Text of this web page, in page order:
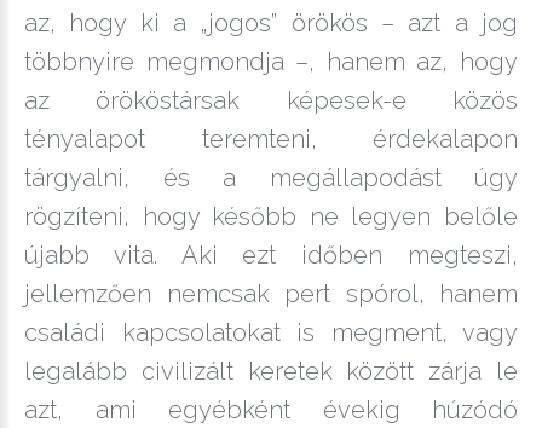
az, hogy ki a „jogos” örökös – azt a jog
többnyire megmondja –, hanem az, hogy
az örököstársak képesek-e közös
tényalapot teremteni, érdekalapon
tárgyalni, és a megállapodást úgy
rögzíteni, hogy később ne legyen belőle
újabb vita. Aki ezt időben megteszi,
jellemzően nemcsak pert spórol, hanem
családi kapcsolatokat is megment, vagy
legalább civilizált keretek között zárja le
azt, ami egyébként évekig húzódó